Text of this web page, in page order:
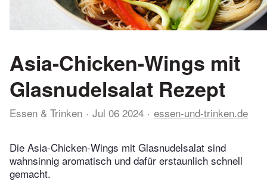
Asia-Chicken-Wings mit
Glasnudelsalat Rezept
Essen & Trinken Jul 06 2024 essen-und-trinken.de
Die Asia-Chicken-Wings mit Glasnudelsalat sind
wahnsinnig aromatisch und dafür erstaunlich schnell
gemacht.